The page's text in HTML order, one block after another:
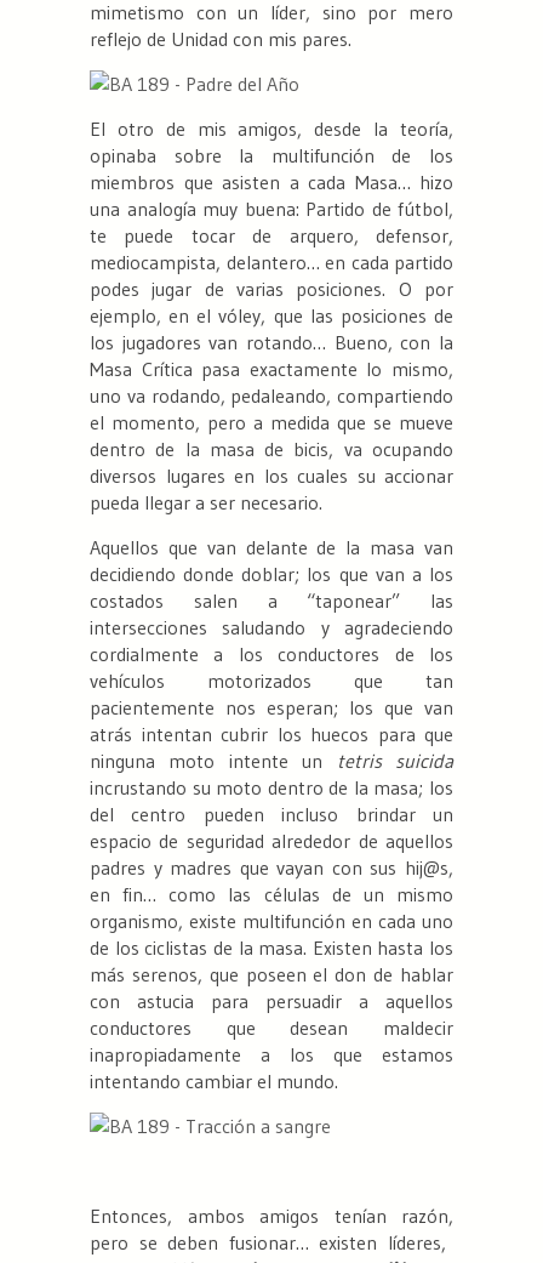
mimetismo con un líder, sino por mero
reflejo de Unidad con mis pares.
El otro de mis amigos, desde la teoría,
opinaba sobre la multifunción de los
miembros que asisten a cada Masa… hizo
una analogía muy buena: Partido de fútbol,
te puede tocar de arquero, defensor,
mediocampista, delantero… en cada partido
podes jugar de varias posiciones. O por
ejemplo, en el vóley, que las posiciones de
los jugadores van rotando… Bueno, con la
Masa Crítica pasa exactamente lo mismo,
uno va rodando, pedaleando, compartiendo
el momento, pero a medida que se mueve
dentro de la masa de bicis, va ocupando
diversos lugares en los cuales su accionar
pueda llegar a ser necesario.
Aquellos que van delante de la masa van
decidiendo donde doblar; los que van a los
costados salen a “taponear” las
intersecciones saludando y agradeciendo
cordialmente a los conductores de los
vehículos motorizados que tan
pacientemente nos esperan; los que van
atrás intentan cubrir los huecos para que
ninguna moto intente un
tetris suicida
incrustando su moto dentro de la masa; los
del centro pueden incluso brindar un
espacio de seguridad alrededor de aquellos
padres y madres que vayan con sus hij@s,
en fin… como las células de un mismo
organismo, existe multifunción en cada uno
de los ciclistas de la masa. Existen hasta los
más serenos, que poseen el don de hablar
con astucia para persuadir a aquellos
conductores que desean maldecir
inapropiadamente a los que estamos
intentando cambiar el mundo.
Entonces, ambos amigos tenían razón,
pero se deben fusionar… existen líderes,